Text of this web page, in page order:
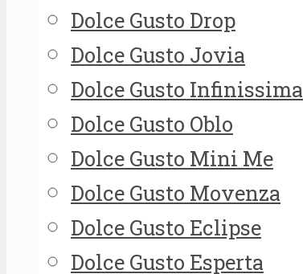
Dolce Gusto Drop
Dolce Gusto Jovia
Dolce Gusto Infinissima
Dolce Gusto Oblo
Dolce Gusto Mini Me
Dolce Gusto Movenza
Dolce Gusto Eclipse
Dolce Gusto Esperta